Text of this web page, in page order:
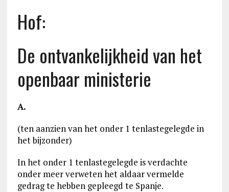
Hof:
De ontvankelijkheid van het
openbaar ministerie
A.
(ten aanzien van het onder 1 tenlastegelegde in
het bijzonder)
In het onder 1 tenlastegelegde is verdachte
onder meer verweten het aldaar vermelde
gedrag te hebben gepleegd te Spanje.